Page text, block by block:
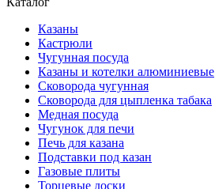
Казаны
Кастрюли
Чугунная посуда
Казаны и котелки алюминиевые
Сковорода чугунная
Сковорода для цыпленка табака
Медная посуда
Чугунок для печи
Печь для казана
Подставки под казан
Газовые плиты
Торцевые доски